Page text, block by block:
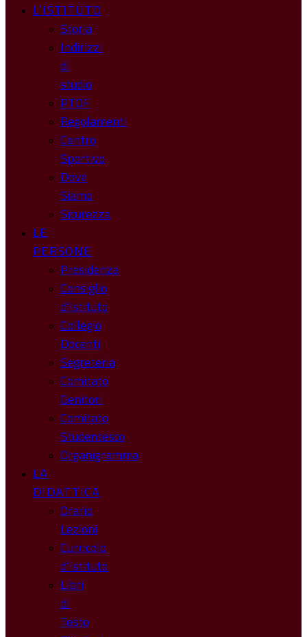
L’ISTITUTO
Storia
Indirizzi
di
studio
PTOF
Regolamenti
Centro
Sportivo
Dove
Siamo
Sicurezza
LE
PERSONE
Presidenza
Consiglio
d’Istituto
Collegio
Docenti
Segreteria
Comitato
Genitori
Comitato
Studentesco
Organigramma
LA
DIDATTICA
Orario
Lezioni
Curricolo
d’Istituto
Libri
di
Testo